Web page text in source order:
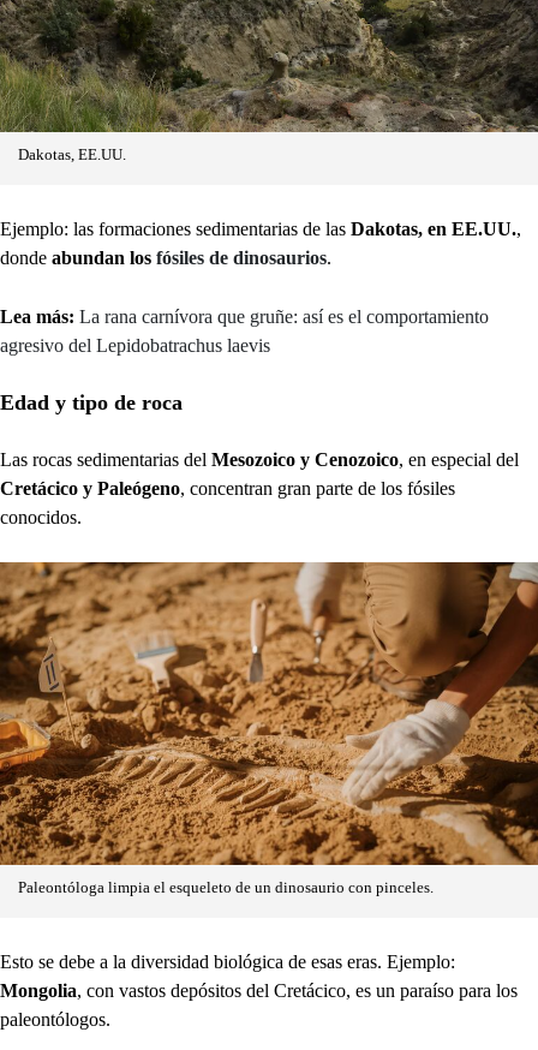
Dakotas, EE.UU.
Ejemplo: las formaciones sedimentarias de las Dakotas, en EE.UU.,
donde abundan los fósiles de dinosaurios.
Lea más: La rana carnívora que gruñe: así es el comportamiento
agresivo del Lepidobatrachus laevis
Edad y tipo de roca
Las rocas sedimentarias del Mesozoico y Cenozoico, en especial del
Cretácico y Paleógeno, concentran gran parte de los fósiles
conocidos.
Paleontóloga limpia el esqueleto de un dinosaurio con pinceles.
Esto se debe a la diversidad biológica de esas eras. Ejemplo:
Mongolia, con vastos depósitos del Cretácico, es un paraíso para los
paleontólogos.